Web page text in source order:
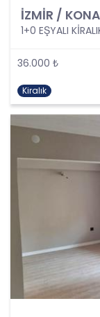
sıra tüm
uygun
içinde
kişisel
yurtdışına
öngörülen
kişisel veri
yukarıda
durumlarda
yerine
1. Kişisel
KVKK
belirlenebilir
İZMİR /
1+0 EŞYALI
36.000 ₺
Kiralık